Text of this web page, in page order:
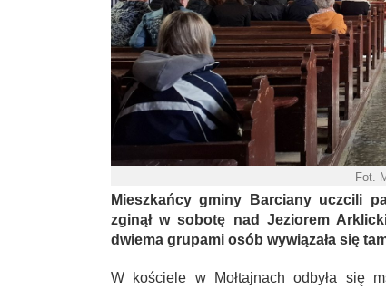
Fot.
Mieszkańcy gminy Barciany uczcili
zginął w sobotę nad Jeziorem
dwiema grupami osób wywiązała się
W kościele w Mołtajnach odbyła się